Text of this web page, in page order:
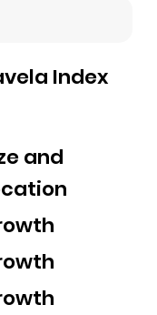
Index
and